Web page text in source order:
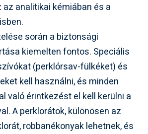
analitikai kémiában és a
során a biztonsági
kiemelten fontos. Speciális
(perklórsav-fülkéket) és
kell használni, és minden
való érintkezést el kell kerülni a
A perklorátok, különösen az
robbanékonyak lehetnek, és